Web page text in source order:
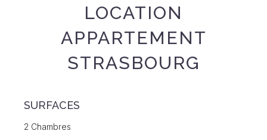
LOCATION
APPARTEMENT
STRASBOURG
SURFACES
2 Chambres